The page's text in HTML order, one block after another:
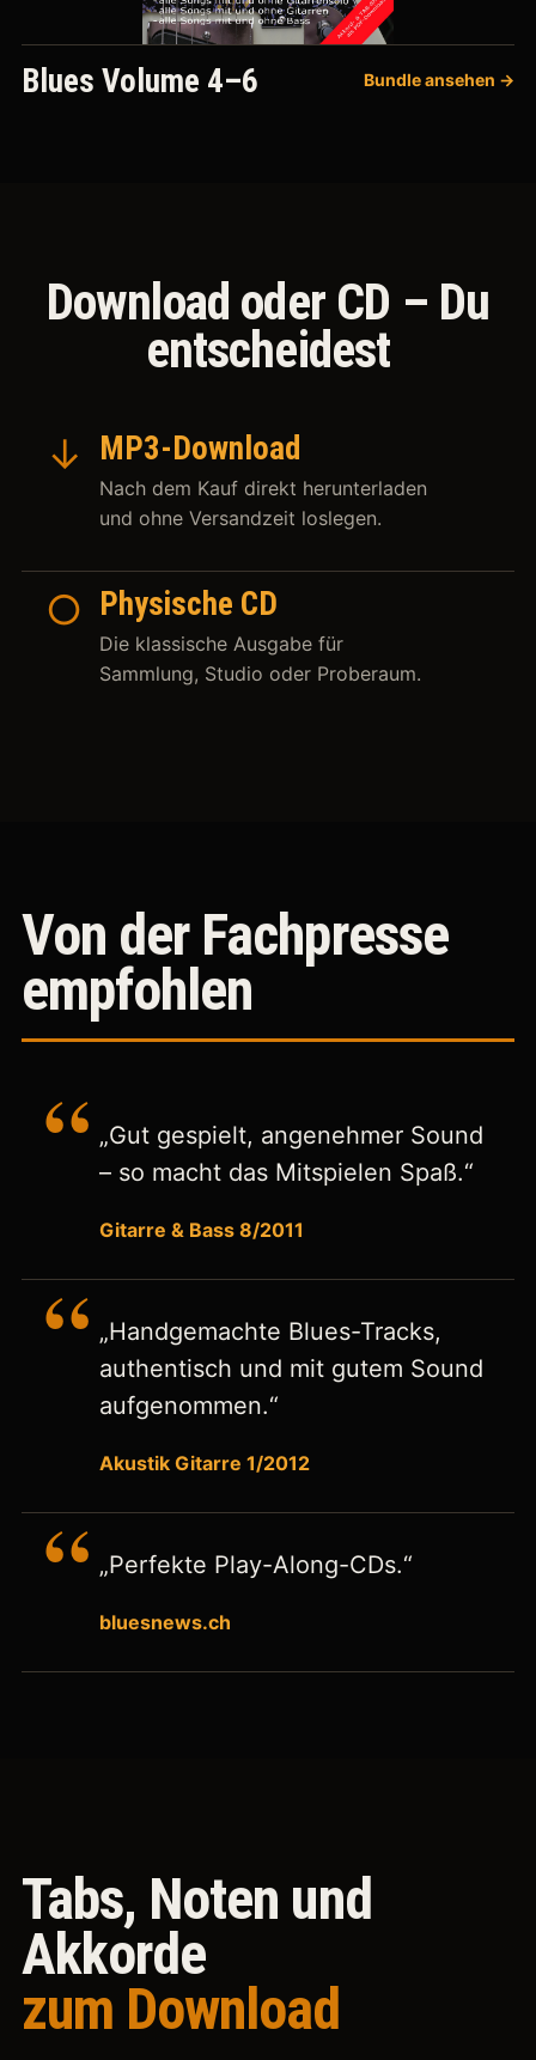
Blues Volume 4–6 Bundle ansehen →
Download oder CD – Du
entscheidest
↓ MP3-Download
Nach dem Kauf direkt herunterladen
und ohne Versandzeit loslegen.
○ Physische CD
Die klassische Ausgabe für
Sammlung, Studio oder Proberaum.
Von der Fachpresse
empfohlen
„Gut gespielt, angenehmer Sound
– so macht das Mitspielen Spaß.“
Gitarre & Bass 8/2011
„Handgemachte Blues-Tracks,
authentisch und mit gutem Sound
aufgenommen.“
Akustik Gitarre 1/2012
„Perfekte Play-Along-CDs.“
bluesnews.ch
Tabs, Noten und
Akkorde
zum Download